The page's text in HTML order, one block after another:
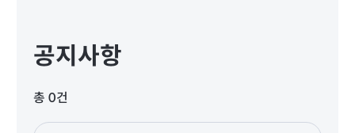
공지사항
총 0건